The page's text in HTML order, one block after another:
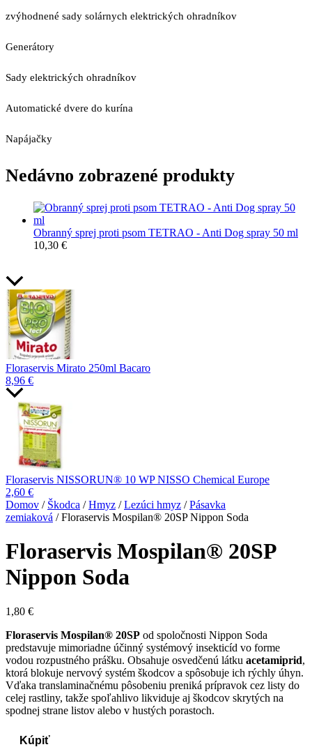
zvýhodnené sady solárnych elektrických ohradníkov
Generátory
Sady elektrických ohradníkov
Automatické dvere do kurína
Napájačky
Nedávno zobrazené produkty
Obranný sprej proti psom TETRAO - Anti Dog spray 50 ml
10,30 €
Floraservis Mirato 250ml Bacaro
8,96 €
Floraservis NISSORUN® 10 WP NISSO Chemical Europe
2,60 €
Domov / Škodca /Hmyz /Lezúci hmyz /Pásavka
zemiaková / Floraservis Mospilan® 20SP Nippon Soda
Floraservis Mospilan® 20SP
Nippon Soda
1,80 €
Floraservis Mospilan® 20SP od spoločnosti Nippon Soda
predstavuje mimoriadne účinný systémový insekticíd vo forme
vodou rozpustného prášku. Obsahuje osvedčenú látku acetamiprid,
ktorá blokuje nervový systém škodcov a spôsobuje ich rýchly úhyn.
Vďaka translaminačnému pôsobeniu preniká prípravok cez listy do
celej rastliny, takže spoľahlivo likviduje aj škodcov skrytých na
spodnej strane listov alebo v hustých porastoch.
Kúpiť